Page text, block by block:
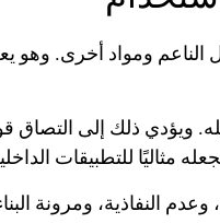
الناعم ومواد أخرى. وهو
ويؤدي ذلك إلى التصاق